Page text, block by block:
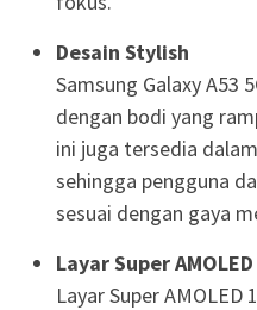
Desain Stylish
Samsung Galaxy A53
dengan bodi yang
ini juga tersedia
sehingga pengguna
sesuai dengan gaya
Layar Super
Layar Super AMOLED